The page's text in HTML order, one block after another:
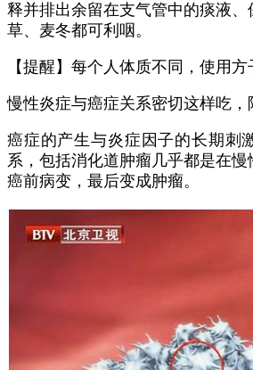
释并排出余留在支气管中的痰液
草、麦冬都可利咽。
【提醒】每个人体质不同，使用方
慢性炎症与癌症关系密切这样吃
癌症的产生与炎症因子的长期刺
系，包括消化道肿瘤几乎都是在
癌前病变，最后变成肿瘤。